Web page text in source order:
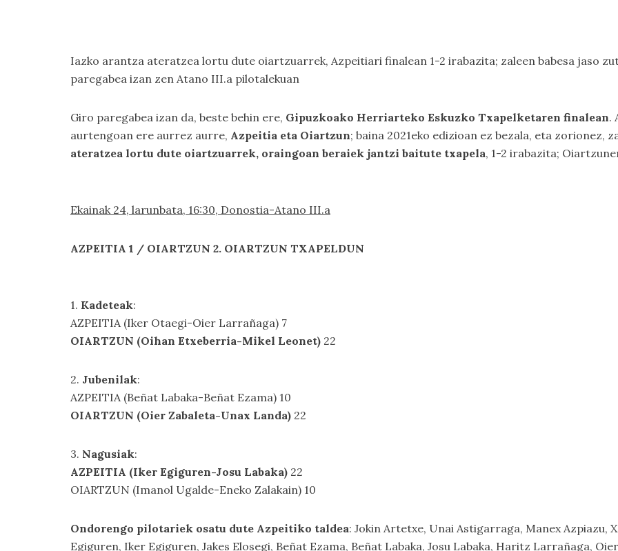
Iazko arantza ateratzea lortu dute oiartzuarrek, Azpeitiari finalean 1-2 irabazita; zaleen babesa jaso
paregabea izan zen Atano III.a pilotalekuan
Giro paregabea izan da, beste behin ere, Gipuzkoako Herriarteko Eskuzko Txapelketaren finalean.
aurtengoan ere aurrez aurre, Azpeitia eta Oiartzun; baina 2021eko edizioan ez bezala, eta zorionez,
ateratzea lortu dute oiartzuarrek, oraingoan beraiek jantzi baitute txapela, 1-2 irabazita;
Ekainak 24, larunbata, 16:30, Donostia-Atano III.a
AZPEITIA 1 / OIARTZUN 2. OIARTZUN TXAPELDUN
1. Kadeteak:
AZPEITIA (Iker Otaegi-Oier Larrañaga) 7
OIARTZUN (Oihan Etxeberria-Mikel Leonet) 22
2. Jubenilak:
AZPEITIA (Beñat Labaka-Beñat Ezama) 10
OIARTZUN (Oier Zabaleta-Unax Landa) 22
3. Nagusiak:
AZPEITIA (Iker Egiguren-Josu Labaka) 22
OIARTZUN (Imanol Ugalde-Eneko Zalakain) 10
Ondorengo pilotariek osatu dute Azpeitiko taldea: Jokin Artetxe, Unai Astigarraga, Manex Azpiazu,
Egiguren, Iker Egiguren, Jakes Elosegi, Beñat Ezama, Beñat Labaka, Josu Labaka, Haritz Larrañaga,